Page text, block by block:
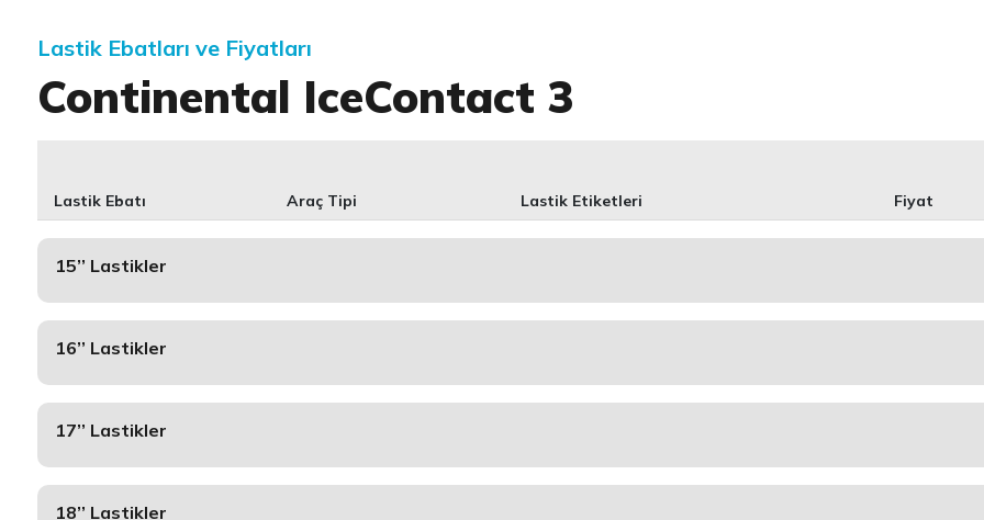
Lastik Ebatları ve Fiyatları
Continental IceContact 3
Lastik Ebatı Araç Tipi Lastik Etiketleri Fiyat
15’’ Lastikler
16’’ Lastikler
17’’ Lastikler
18’’ Lastikler